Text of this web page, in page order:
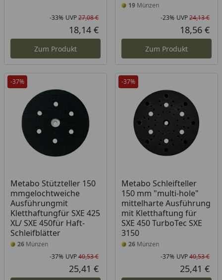
Rabatt in Prozent
-33%
Ursprünglicher Preis
UVP27,08 €
Aktueller Preis
18,14 €
Zum Produkt
19Münzen
-23% UVP24,13 €
18,56 €
Zum Produkt
-37%
Metabo Stützteller 150
mmgelochtweiche
Ausführungmit
Kletthaftungfür SXE 425
XL/ SXE 450für Haft-
Schleifblätter
26 Münzen
Rabatt in Prozent
-37%
Ursprünglicher Preis
UVP40,53 €
Aktueller Preis
25,41 €
-37%
Metabo Schleifteller
150 mm "multi-hole"
mittelharte Ausführung
mit Kletthaftung für
SXE 450 TurboTec SXE
3150
26Münzen
-37% UVP40,53 €
25,41 €